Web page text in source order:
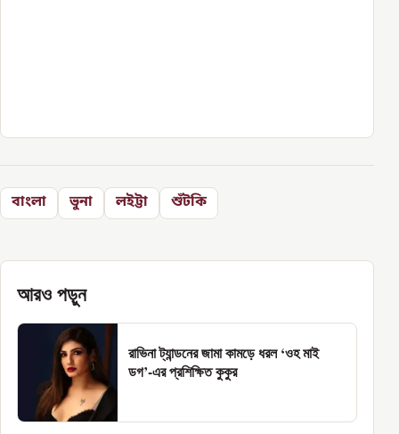
বাংলা ভুনা লইট্টা শুঁটকি
আরও পড়ুন
রাভিনা ট্যান্ডনের জামা কামড়ে ধরল ‘ওহ মাই
ডগ’-এর প্রশিক্ষিত কুকুর